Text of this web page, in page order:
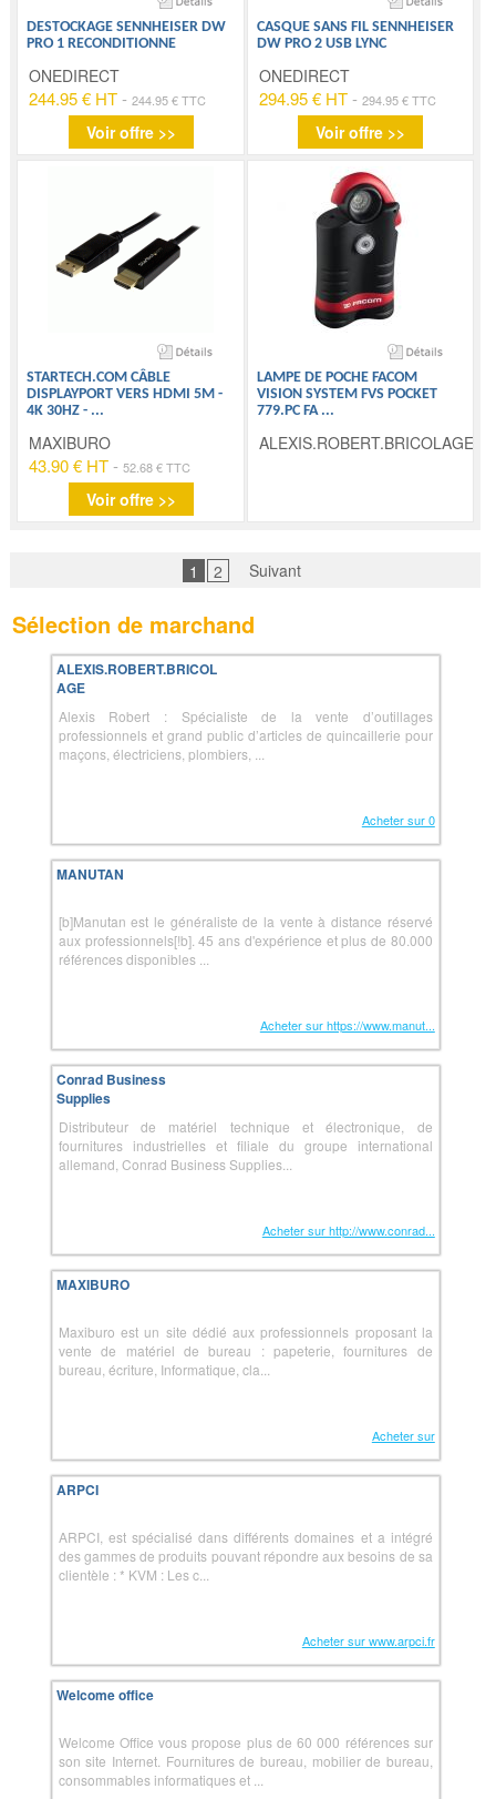
DESTOCKAGE SENNHEISER DW
PRO 1 RECONDITIONNE
ONEDIRECT
244.95 € HT -244.95 € TTC
Voir offre >>
CASQUE SANS FIL SENNHEISER
DW PRO 2 USB LYNC
ONEDIRECT
294.95 € HT- 294.95 € TTC
Voir offre >>
STARTECH.COM CÂBLE
DISPLAYPORT VERS HDMI 5M -
4K 30HZ - ...
MAXIBURO
43.90 € HT -52.68 € TTC
Voir offre >>
LAMPE DE POCHE FACOM
VISION SYSTEM FVS POCKET
779.PC FA ...
ALEXIS.ROBERT.BRICOLAGE
1 2 Suivant
Sélection de marchand
ALEXIS.ROBERT.BRICOL
AGE
Alexis Robert : Spécialiste de la vente d’outillages
professionnels et grand public d’articles de quincaillerie pour
maçons, électriciens, plombiers, ...
Acheter sur 0
MANUTAN
[b]Manutan est le généraliste de la vente à distance réservé
aux professionnels[!b]. 45 ans d'expérience et plus de 80.000
références disponibles ...
Acheter sur https://www.manut...
Conrad Business
Supplies
Distributeur de matériel technique et électronique, de
fournitures industrielles et filiale du groupe international
allemand, Conrad Business Supplies...
Acheter sur http://www.conrad...
MAXIBURO
Maxiburo est un site dédié aux professionnels proposant la
vente de matériel de bureau : papeterie, fournitures de
bureau, écriture, Informatique, cla...
Acheter sur
ARPCI
ARPCI, est spécialisé dans différents domaines et a intégré
des gammes de produits pouvant répondre aux besoins de sa
clientèle : * KVM : Les c...
Acheter sur www.arpci.fr
Welcome office
Welcome Office vous propose plus de 60 000 références sur
son site Internet. Fournitures de bureau, mobilier de bureau,
consommables informatiques et ...